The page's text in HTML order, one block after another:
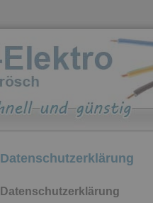
Datenschutzerklärung
Datenschutzerklärung